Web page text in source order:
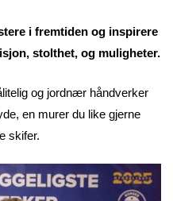
i fremtiden og inspirere
stolthet, og muligheter.
og jordnær håndverker
en murer du like gjerne
skifer.